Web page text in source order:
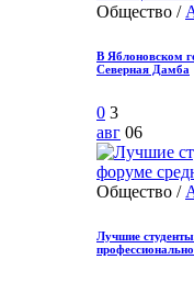
Общество /
В Яблоновском
Северная Дамба
0 3
авг 06
Общество /
Лучшие